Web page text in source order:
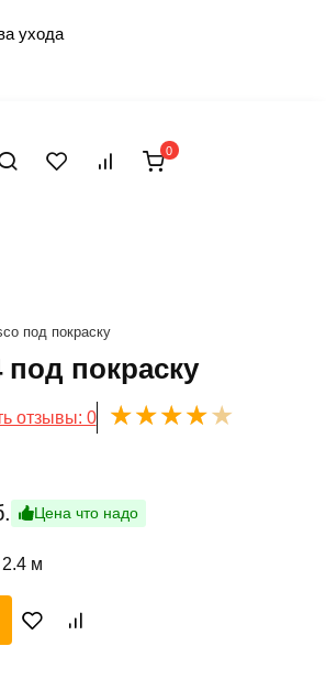
ухода
0
под покраску
покраску
отзывы: 0
Цена что надо
2.4 м